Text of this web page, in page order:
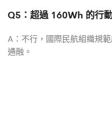
Q5：超過 160Wh 的行
A：不行，國際民航組織規
通融。